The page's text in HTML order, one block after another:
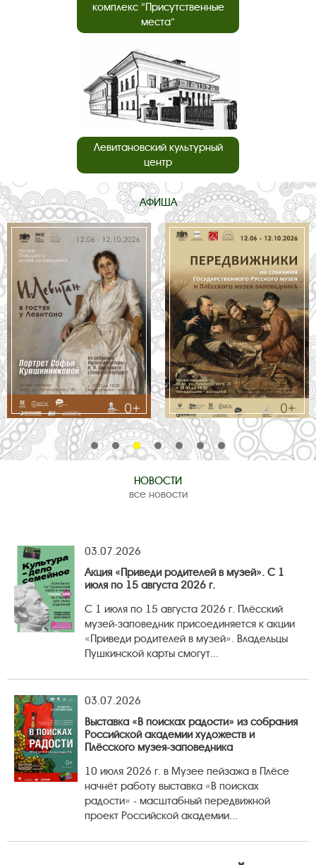
комплекс “Присутственные
места”
Левитановский культурный
центр
АФИША
НОВОСТИ
все новости
03.07.2026
Акция «Приведи родителей в музей». С 1
июля по 15 августа 2026 г.
С 1 июля по 15 августа 2026 г. Плёсский
музей-заповедник присоединяется к акции
«Приведи родителей в музей». Владельцы
Пушкинской карты смогут...
03.07.2026
Выставка «В поисках радости» из собрания
Российской академии художеств и
Плёсского музея-заповедника
10 июля 2026 г. в Музее пейзажа в Плёсе
начнёт работу выставка «В поисках
радости» - масштабный передвижной
проект Российской академии...